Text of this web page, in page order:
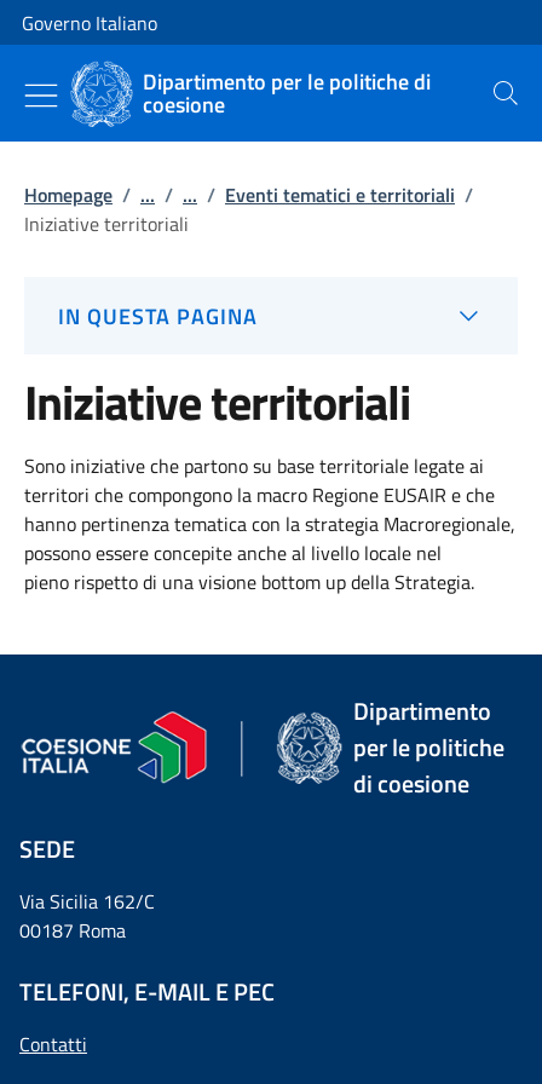
Vai al contenuto
Vai alla navigazione del sito
Governo Italiano
Dipartimento per le politiche di
coesione Cerca
Homepage / ... / ... / Eventi tematici e territoriali /
Iniziative territoriali
IN QUESTA PAGINA
Iniziative territoriali
Sono iniziative che partono su base territoriale legate ai
territori checompongono la macro Regione EUSAIR e che
hanno pertinenzatematicacon la strategia Macroregionale,
possono essere concepiteancheal livello locale nel
pieno rispetto di unavisione bottom up dellaStrategia.
Dipartimento
per le politiche
di coesione
SEDE
Via Sicilia 162/C
00187 Roma
TELEFONI, E-MAIL E PEC
Contatti